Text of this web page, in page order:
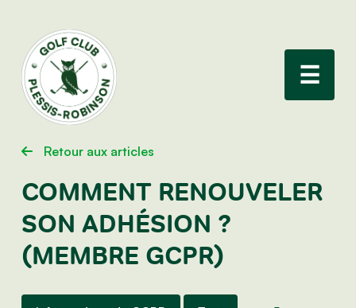
☰
Retour aux articles
COMMENT RENOUVELER
SON ADHÉSION ?
(MEMBRE GCPR)